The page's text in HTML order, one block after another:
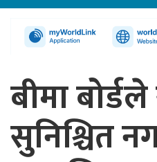
बीमा
सुनिश्चित